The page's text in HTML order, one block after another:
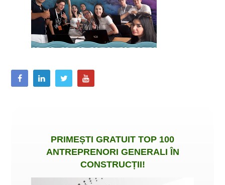
PRIMEȘTI GRATUIT TOP 100
ANTREPRENORI GENERALI ÎN
CONSTRUCȚII!